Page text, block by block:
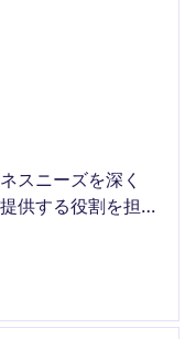
スニーズを深く
供する役割を担